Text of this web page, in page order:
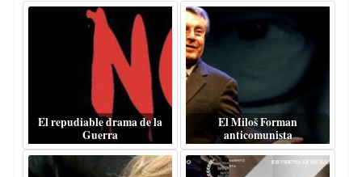
El repudiable drama de la
Guerra
El Miloš Forman
anticomunista